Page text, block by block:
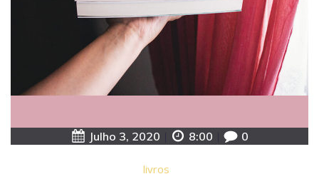
Julho 3, 2020 8:00 0
livros